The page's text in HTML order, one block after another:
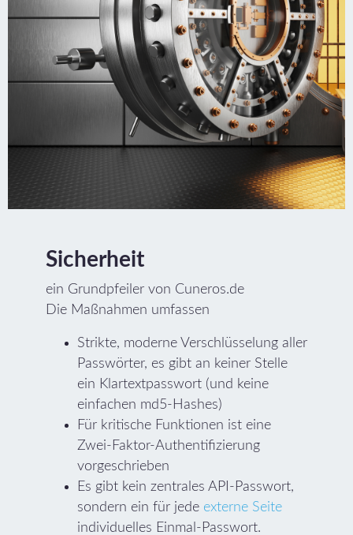
Sicherheit
ein Grundpfeiler von Cuneros.de
Die Maßnahmen umfassen
Strikte, moderne Verschlüsselung aller
Passwörter, es gibt an keiner Stelle
ein Klartextpasswort (und keine
einfachen md5-Hashes)
Für kritische Funktionen ist eine
Zwei-Faktor-Authentifizierung
vorgeschrieben
Es gibt kein zentrales API-Passwort,
sondern ein für jede externe Seite
individuelles Einmal-Passwort.